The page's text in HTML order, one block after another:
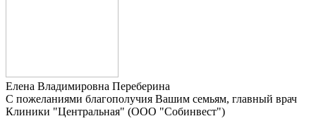
Елена Владимировна Переберина
С пожеланиями благополучия Вашим семьям, главный врач
Клиники "Центральная" (ООО "Собинвест")